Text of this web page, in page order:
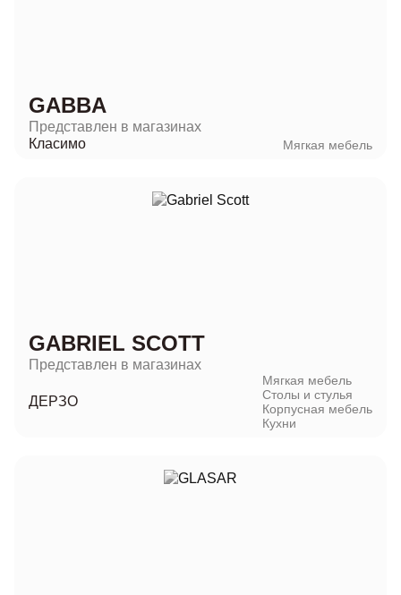
GABBA
Представлен в магазинах
Класимо
Мягкая мебель
GABRIEL SCOTT
Представлен в магазинах
ДЕРЗО
Мягкая мебель
Столы и стулья
Корпусная мебель
Кухни